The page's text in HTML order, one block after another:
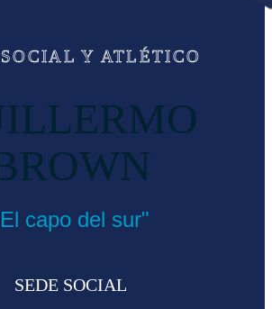
Y ATLÉTICO
capo del sur"
SEDE SOCIAL